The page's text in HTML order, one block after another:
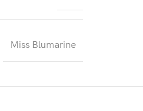
Miss Blumarine